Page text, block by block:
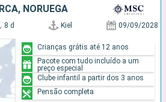
NORUEGA
8 d Kiel 09/09/2028
Crianças grátis até 12 anos
Pacote com tudo incluído a um
preço especial
Clube infantil a partir dos 3 anos
Pensão completa